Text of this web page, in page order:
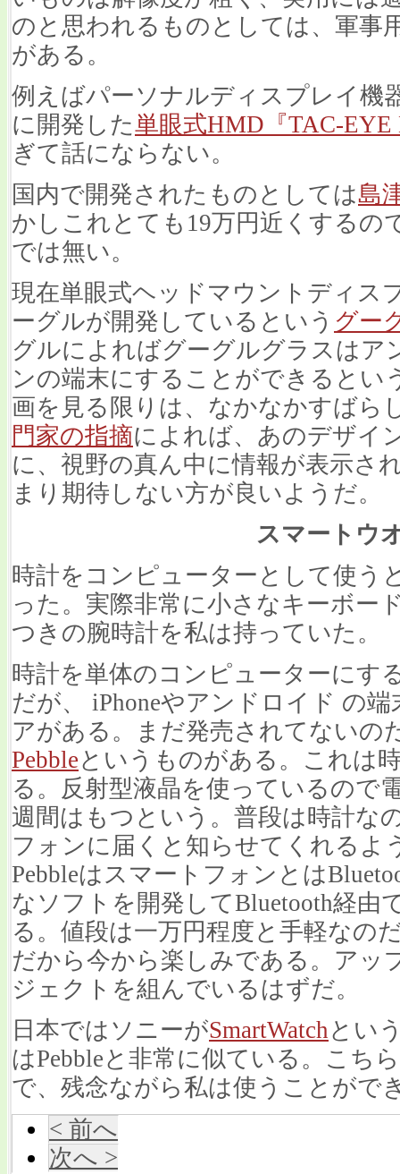
のと思われるものとしては、軍事
がある。
例えばパーソナルディスプレイ機
に開発した単眼式HMD『TAC-EYE
ぎて話にならない。
国内で開発されたものとしては島
かしこれとても19万円近くするの
では無い。
現在単眼式ヘッドマウントディス
ーグルが開発しているという グー
グルによればグーグルグラスはア
ンの端末にすることができるとい
画を見る限りは、なかなかすばら
門家の指摘によれば、あのデザイ
に、視野の真ん中に情報が表示さ
まり期待しない方が良いようだ。
スマートウ
時計をコンピューターとして使う
った。実際非常に小さなキーボー
つきの腕時計を私は持っていた。
時計を単体のコンピューターにす
だが、 iPhoneやアンドロイド の
アがある。まだ発売されてないの
Pebbleというものがある。これは
る。反射型液晶を使っているので
週間はもつという。普段は時計な
フォンに届くと知らせてくれるよ
Pebbleはスマートフォンとは
なソフトを開発してBluetooth経由
る。値段は一万円程度と手軽なの
だから今から楽しみである。アッ
ジェクトを組んでいるはずだ。
日本ではソニーがSmartWatch とい
はPebbleと非常に似ている。こち
で、残念ながら私は使うことがで
< 前へ
次へ >